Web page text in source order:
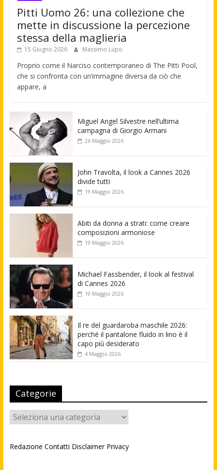
Pitti Uomo 26: una collezione che
mette in discussione la percezione
stessa della maglieria
15 Giugno 2026 Massimo Lupo
Proprio come il Narciso contemporaneo di The Pitti Pool,
che si confronta con un’immagine diversa da ciò che
appare, a
Miguel Angel Silvestre nell’ultima
campagna di Giorgio Armani
26 Maggio 2026
John Travolta, il look a Cannes 2026
divide tutti
19 Maggio 2026
Abiti da donna a strati: come creare
composizioni armoniose
19 Maggio 2026
Michael Fassbender, il look al festival
di Cannes 2026
19 Maggio 2026
Il re del guardaroba maschile 2026:
perché il pantalone fluido in lino è il
capo più desiderato
4 Maggio 2026
Categorie
Categorie
Redazione Contatti Disclaimer Privacy